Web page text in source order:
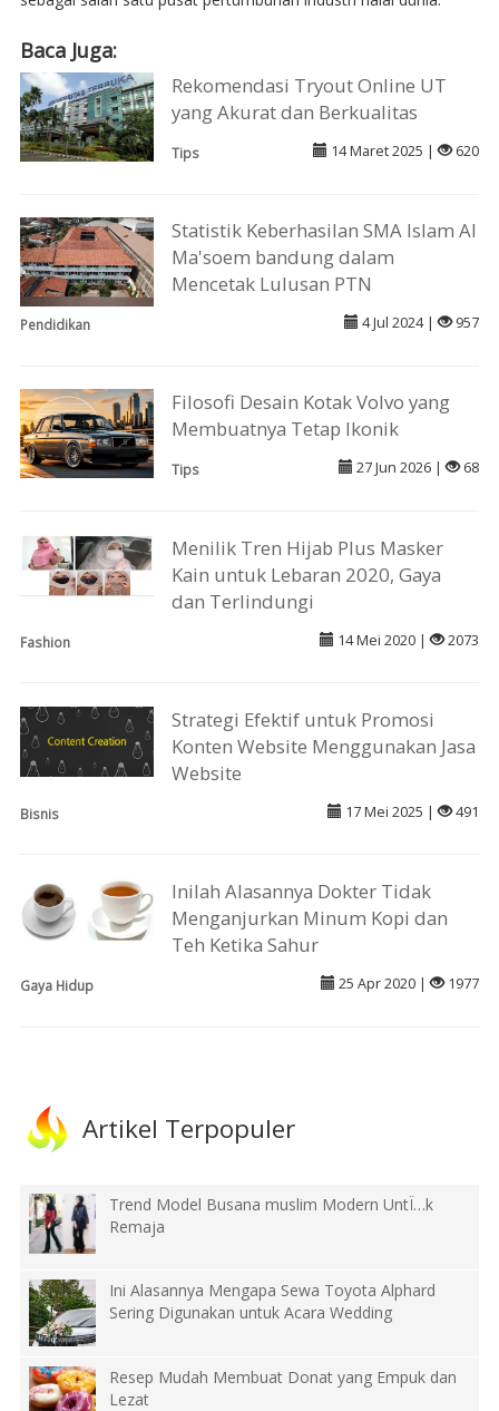
Baca Juga:
Rekomendasi Tryout Online UT
yang Akurat dan Berkualitas
Tips 14 Maret 2025 | 620
Statistik Keberhasilan SMA Islam Al
Ma'soem bandung dalam
Mencetak Lulusan PTN
Pendidikan 4 Jul 2024 | 957
Filosofi Desain Kotak Volvo yang
Membuatnya Tetap Ikonik
Tips 27 Jun 2026 | 68
Menilik Tren Hijab Plus Masker
Kain untuk Lebaran 2020, Gaya
dan Terlindungi
Fashion 14 Mei 2020 | 2073
Strategi Efektif untuk Promosi
Konten Website Menggunakan Jasa
Website
Bisnis 17 Mei 2025 | 491
Inilah Alasannya Dokter Tidak
Menganjurkan Minum Kopi dan
Teh Ketika Sahur
Gaya Hidup 25 Apr 2020 | 1977
Artikel Terpopuler
Trend Model Busana muslim Modern UntÏ…k
Remaja
Ini Alasannya Mengapa Sewa Toyota Alphard
Sering Digunakan untuk Acara Wedding
Resep Mudah Membuat Donat yang Empuk dan
Lezat